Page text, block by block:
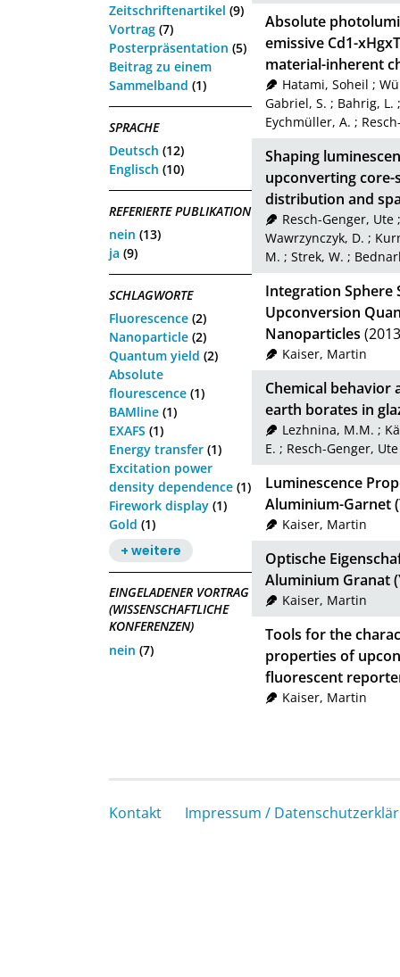
Zeitschriftenartikel (9)
Vortrag (7)
Posterpräsentation (5)
Beitrag zu einem
Sammelband (1)
SPRACHE
Deutsch (12)
Englisch (10)
REFERIERTE PUBLIKATION
nein (13)
ja (9)
SCHLAGWORTE
Fluorescence (2)
Nanoparticle (2)
Quantum yield (2)
Absolute
flourescence (1)
BAMline (1)
EXAFS (1)
Energy transfer (1)
Excitation power
density dependence (1)
Firework display (1)
Gold (1)
+ weitere
EINGELADENER VORTRAG
(WISSENSCHAFTLICHE
KONFERENZEN)
nein (7)
Absolute
emissive Cd1-
material-inherent
Hatami, Soheil ;
Gabriel, S. ; Bahrig, L.
Eychmüller, A. ;
Shaping
upconverting core-
distribution and
Resch-Genger, Ute
Wawrzynczyk, D. ;
M. ; Strek, W. ;
Integration Sphere
Upconversion
Nanoparticles
Kaiser, Martin
Chemical behavior
earth borates in
Lezhnina, M.M. ;
E. ; Resch-Genger, Ute
Luminescence
Aluminium-Garnet
Kaiser, Martin
Optische
Aluminium Granat
Kaiser, Martin
Tools for the
properties of
fluorescent
Kaiser, Martin
Kontakt Impressum /